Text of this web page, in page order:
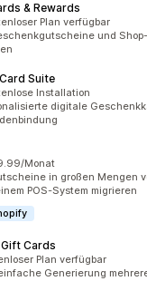
& Rewards
insgesamtPlan verfügbar
und
Suite
insgesamtInstallation
digitale
insgesamt
Monat
in großen Mengen
POS-System migrieren
Cards
insgesamtPlan verfügbar
Generierung